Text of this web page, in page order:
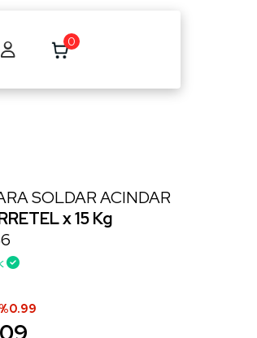
0
SOLDAR ACINDAR
x 15 Kg
%0.99